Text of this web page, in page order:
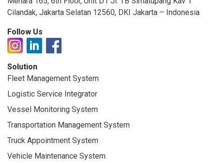
Cilandak, Jakarta Selatan 12560, DKI Jakarta – Indonesia
Follow Us
Solution
Fleet Management System
Logistic Service Integrator
Vessel Monitoring System
Transportation Management System
Truck Appointment System
Vehicle Maintenance System